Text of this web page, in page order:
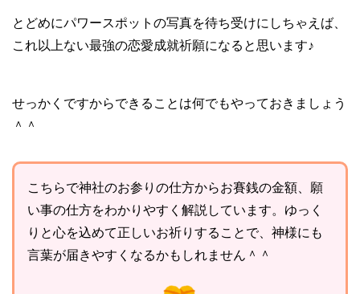
とどめにパワースポットの写真を待ち受けにしちゃえば、
これ以上ない最強の恋愛成就祈願になると思います♪
せっかくですからできることは何でもやっておきましょう
＾＾
こちらで神社のお参りの仕方からお賽銭の金額、願
い事の仕方をわかりやすく解説しています。ゆっく
りと心を込めて正しいお祈りすることで、神様にも
言葉が届きやすくなるかもしれません＾＾